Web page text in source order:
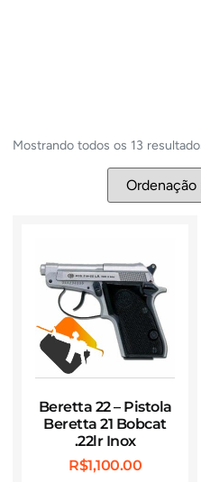
Mostrando todos os 13
Beretta 22 – Pistola
Beretta 21 Bobcat
.22lr Inox
R$1,100.00